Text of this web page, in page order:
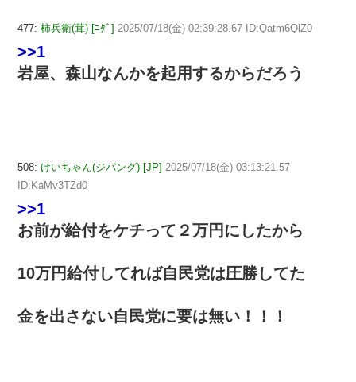
477: 柿兵衛(茸) [ﾆﾀﾞ] 2025/07/18(金) 02:39:28.67 ID:Qatm6QlZ0
>>1
岩屋、森山なんかを起用するからだろう
508: けいちゃん(ジパング) [JP] 2025/07/18(金) 03:13:21.57
ID:KaMv3TZd0
>>1
お前が給付をケチって２万円にしたから
10万円給付してれば自民党は圧勝してた
金を出さない自民党に要は無い！！！